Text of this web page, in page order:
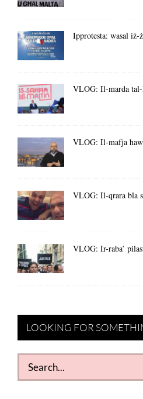
Ipprotesta: wasal iż-
VLOG: Il-marda
VLOG: Il-mafja
VLOG: Il-qrara bla
VLOG: Ir-raba’
LOOKING FOR
Search
for: